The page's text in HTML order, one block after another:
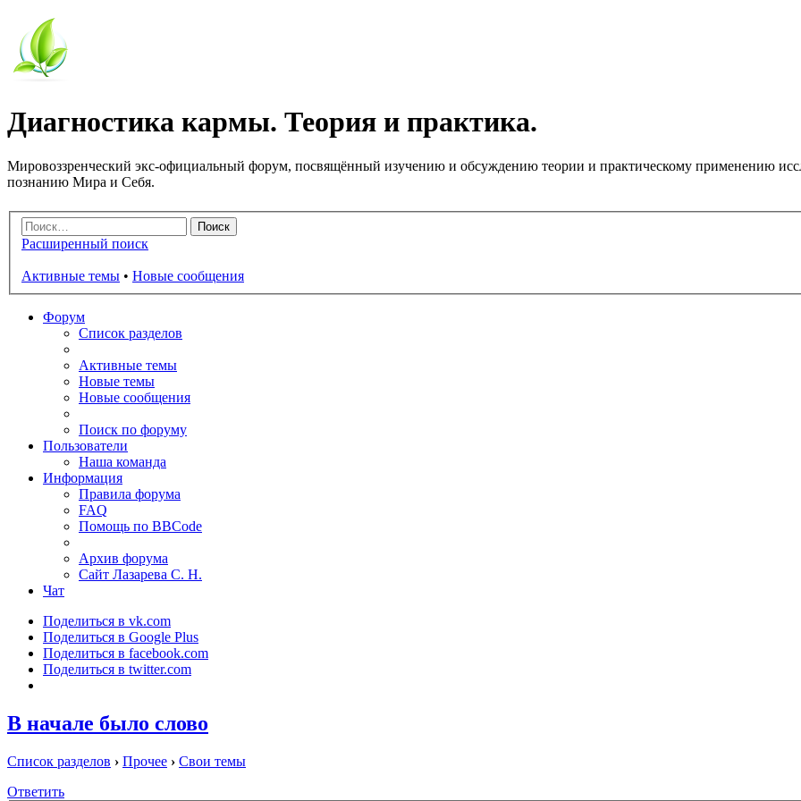
Диагностика кармы. Теория и практика.
Мировоззренческий экс-официальный форум, посвящённый изучению и обсуждению теории и практическому применению
познанию Мира и Себя.
Расширенный поиск
Активные темы • Новые сообщения
Форум
Список разделов
Активные темы
Новые темы
Новые сообщения
Поиск по форуму
Пользователи
Наша команда
Информация
Правила форума
FAQ
Помощь по BBCode
Архив форума
Сайт Лазарева С. Н.
Чат
Поделиться в vk.com
Поделиться в Google Plus
Поделиться в facebook.com
Поделиться в twitter.com
В начале было слово
Список разделов › Прочее › Свои темы
Ответить